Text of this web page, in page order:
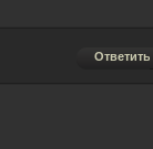
Ответить